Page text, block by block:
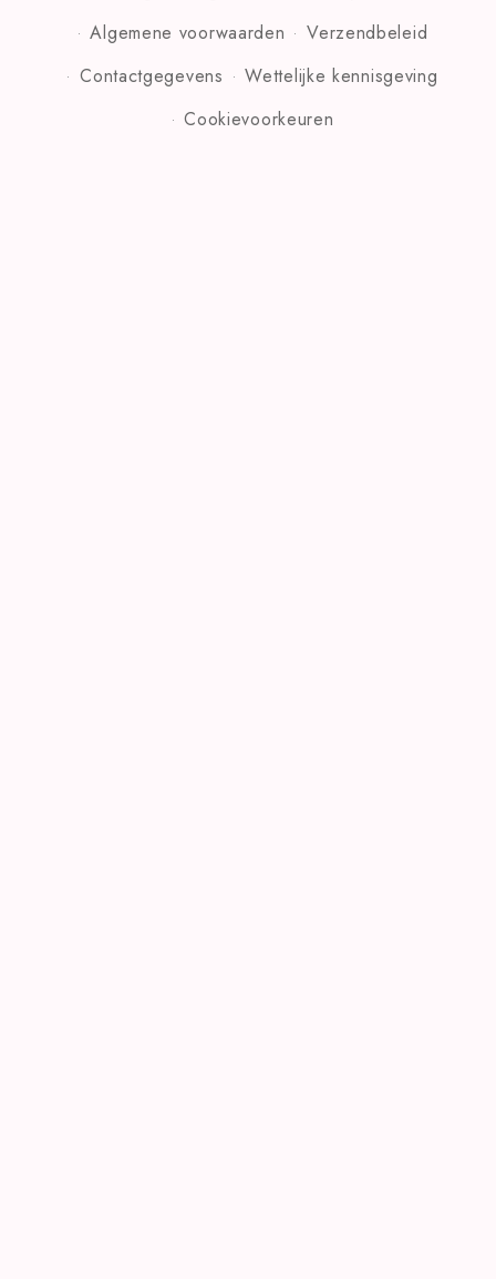
Algemene voorwaarden
Verzendbeleid
Contactgegevens
Wettelijke kennisgeving
Cookievoorkeuren